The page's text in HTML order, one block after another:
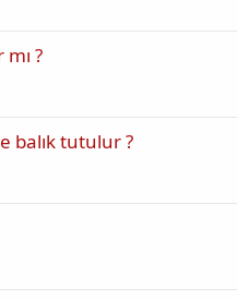
?
balık tutulur ?